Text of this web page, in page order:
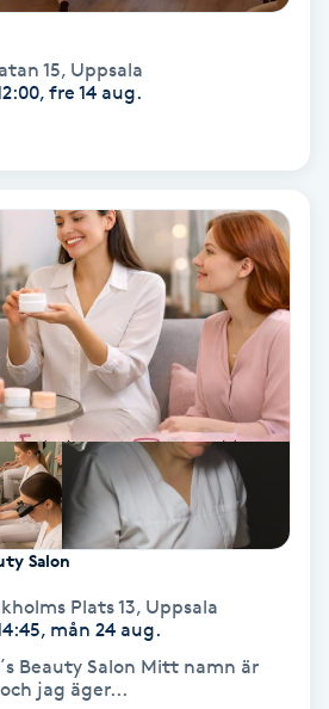
15, Uppsala
fre 14 aug.
Salon
Plats 13, Uppsala
mån 24 aug.
Beauty Salon Mitt namn är
jag äger...